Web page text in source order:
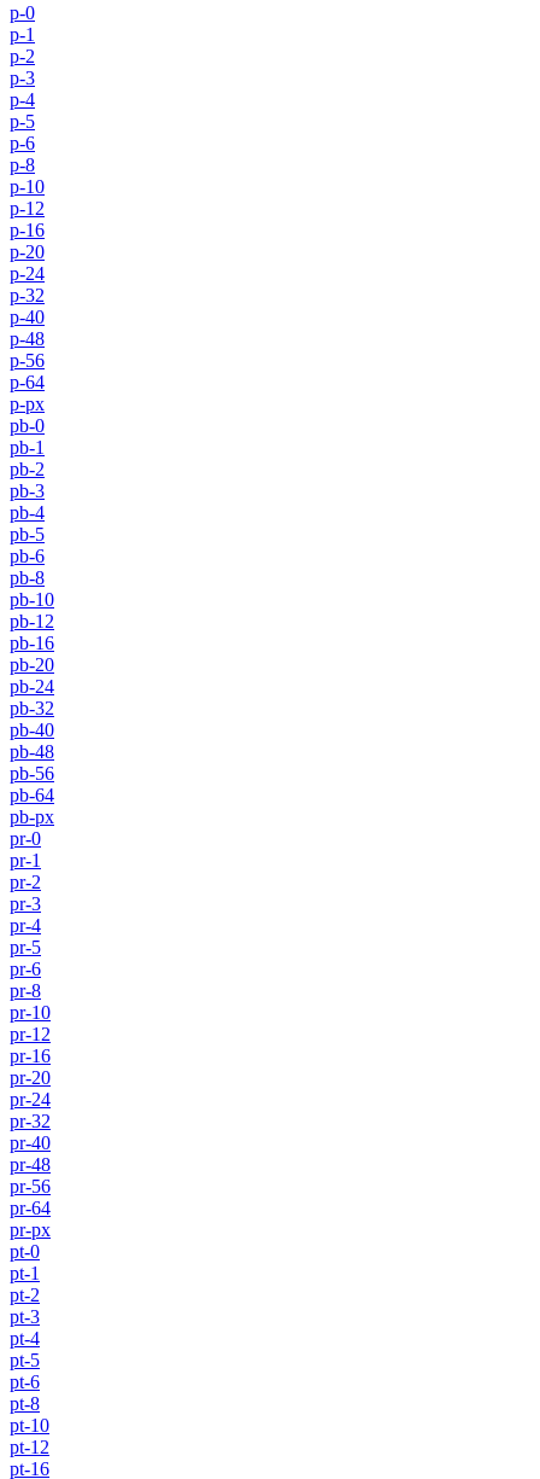
p-0
p-1
p-2
p-3
p-4
p-5
p-6
p-8
p-10
p-12
p-16
p-20
p-24
p-32
p-40
p-48
p-56
p-64
p-px
pb-0
pb-1
pb-2
pb-3
pb-4
pb-5
pb-6
pb-8
pb-10
pb-12
pb-16
pb-20
pb-24
pb-32
pb-40
pb-48
pb-56
pb-64
pb-px
pr-0
pr-1
pr-2
pr-3
pr-4
pr-5
pr-6
pr-8
pr-10
pr-12
pr-16
pr-20
pr-24
pr-32
pr-40
pr-48
pr-56
pr-64
pr-px
pt-0
pt-1
pt-2
pt-3
pt-4
pt-5
pt-6
pt-8
pt-10
pt-12
pt-16